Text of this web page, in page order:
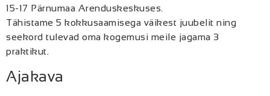
15-17 Pärnumaa Arenduskeskuses.
Tähistame 5 kokkusaamisega väikest juubelit ning
seekord tulevad oma kogemusi meile jagama 3
praktikut.
Ajakava